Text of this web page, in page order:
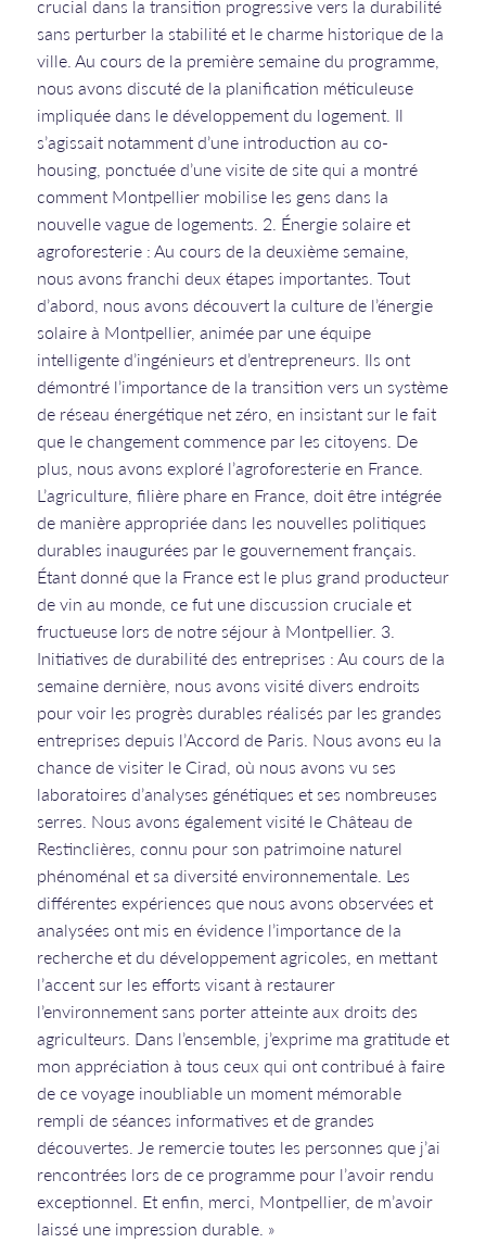
crucial dans la transition progressive vers la durabilité
sans perturber la stabilité et le charme historique de la
ville. Au cours de la première semaine du programme,
nous avons discuté de la planification méticuleuse
impliquée dans le développement du logement. Il
s’agissait notamment d’une introduction au co-
housing, ponctuée d’une visite de site qui a montré
comment Montpellier mobilise les gens dans la
nouvelle vague de logements. 2. Énergie solaire et
agroforesterie : Au cours de la deuxième semaine,
nous avons franchi deux étapes importantes. Tout
d’abord, nous avons découvert la culture de l’énergie
solaire à Montpellier, animée par une équipe
intelligente d’ingénieurs et d’entrepreneurs. Ils ont
démontré l’importance de la transition vers un système
de réseau énergétique net zéro, en insistant sur le fait
que le changement commence par les citoyens. De
plus, nous avons exploré l’agroforesterie en France.
L’agriculture, filière phare en France, doit être intégrée
de manière appropriée dans les nouvelles politiques
durables inaugurées par le gouvernement français.
Étant donné que la France est le plus grand producteur
de vin au monde, ce fut une discussion cruciale et
fructueuse lors de notre séjour à Montpellier. 3.
Initiatives de durabilité des entreprises : Au cours de la
semaine dernière, nous avons visité divers endroits
pour voir les progrès durables réalisés par les grandes
entreprises depuis l’Accord de Paris. Nous avons eu la
chance de visiter le Cirad, où nous avons vu ses
laboratoires d’analyses génétiques et ses nombreuses
serres. Nous avons également visité le Château de
Restinclières, connu pour son patrimoine naturel
phénoménal et sa diversité environnementale. Les
différentes expériences que nous avons observées et
analysées ont mis en évidence l’importance de la
recherche et du développement agricoles, en mettant
l’accent sur les efforts visant à restaurer
l’environnement sans porter atteinte aux droits des
agriculteurs. Dans l’ensemble, j’exprime ma gratitude et
mon appréciation à tous ceux qui ont contribué à faire
de ce voyage inoubliable un moment mémorable
rempli de séances informatives et de grandes
découvertes. Je remercie toutes les personnes que j’ai
rencontrées lors de ce programme pour l’avoir rendu
exceptionnel. Et enfin, merci, Montpellier, de m’avoir
laissé une impression durable. »